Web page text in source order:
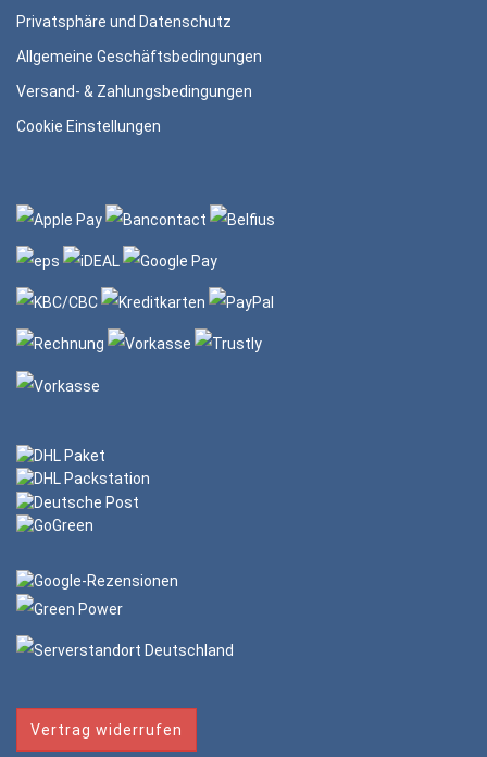
Privatsphäre und Datenschutz
Allgemeine Geschäftsbedingungen
Versand- & Zahlungsbedingungen
Cookie Einstellungen
Vertrag widerrufen